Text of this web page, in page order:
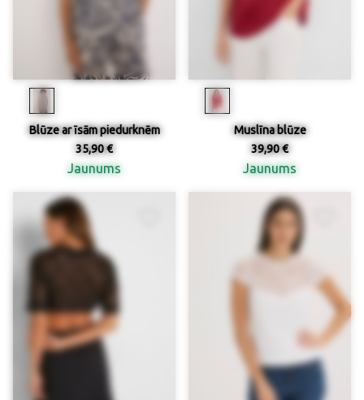
Blūze ar īsām piedurknēm
35,90 €
Jaunums
Muslīna blūze
39,90 €
Jaunums